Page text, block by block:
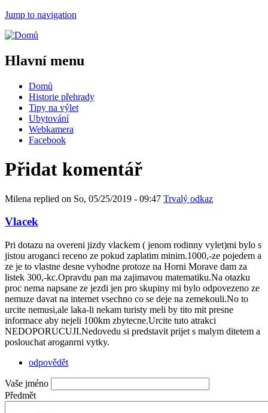
Jump to navigation
Hlavní menu
Domů
Historie přehrady
Tipy na výlet
Ubytování
Webkamera
Facebook
Přidat komentář
Milena replied on So, 05/25/2019 - 09:47 Trvalý odkaz
Vlacek
Pri dotazu na overeni jizdy vlackem ( jenom rodinny vylet)mi bylo s
jistou aroganci receno ze pokud zaplatim minim.1000,-ze pojedem a
ze je to vlastne desne vyhodne protoze na Horni Morave dam za
listek 300,-kc.Opravdu pan ma zajimavou matematiku.Na otazku
proc nema napsane ze jezdi jen pro skupiny mi bylo odpovezeno ze
nemuze davat na internet vsechno co se deje na zemekouli.No to
urcite nemusi,ale laka-li nekam turisty meli by tito mit presne
informace aby nejeli 100km zbytecne.Urcite tuto atrakci
NEDOPORUCUJI.Nedovedu si predstavit prijet s malym ditetem a
poslouchat aroganrni vytky.
odpovědět
Vaše jméno
Předmět